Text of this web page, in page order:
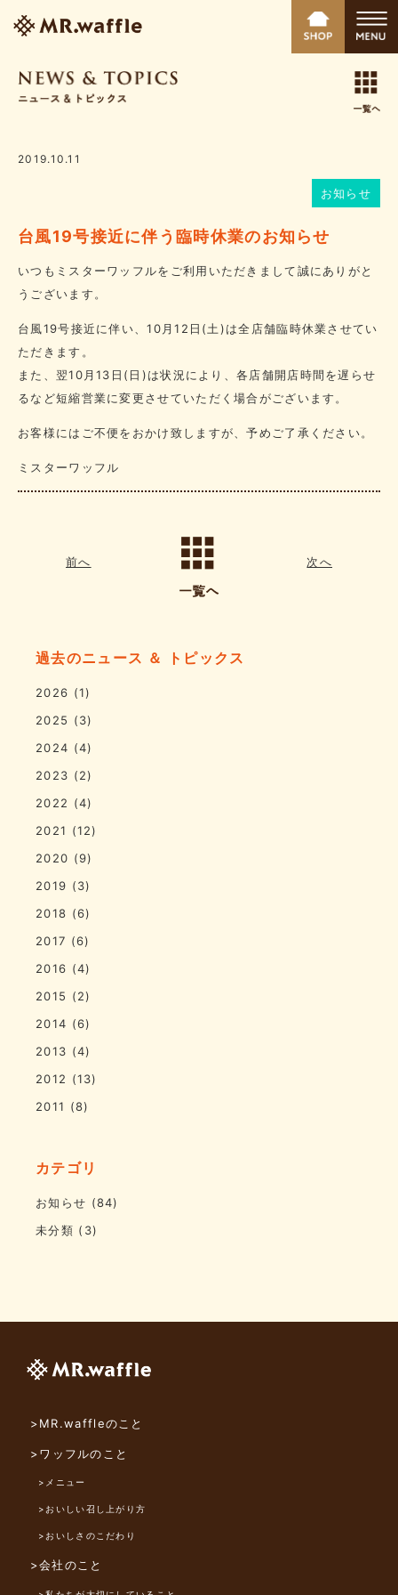
2019.10.11
お知らせ
台風19号接近に伴う臨時休業のお知らせ
いつもミスターワッフルをご利用いただきまして誠にありがと
うございます。
台風19号接近に伴い、10月12日(土)は全店舗臨時休業させてい
ただきます。
また、翌10月13日(日)は状況により、各店舗開店時間を遅らせ
るなど短縮営業に変更させていただく場合がございます。
お客様にはご不便をおかけ致しますが、予めご了承ください。
ミスターワッフル
前へ 次へ
過去のニュース ＆ トピックス
2026 (1)
2025 (3)
2024 (4)
2023 (2)
2022 (4)
2021 (12)
2020 (9)
2019 (3)
2018 (6)
2017 (6)
2016 (4)
2015 (2)
2014 (6)
2013 (4)
2012 (13)
2011 (8)
カテゴリ
お知らせ (84)
未分類 (3)
>MR.waffleのこと
>ワッフルのこと
>メニュー
>おいしい召し上がり方
>おいしさのこだわり
>会社のこと